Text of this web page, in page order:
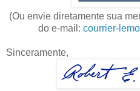
(Ou envie diretamente sua
do e-mail: courrier-
Sinceramente,